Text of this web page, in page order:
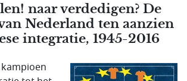
naar verdedigen? De
Nederland ten aanzien
integratie, 1945-2016